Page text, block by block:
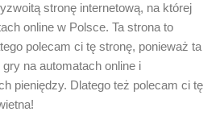
stronę internetową, na której
online w Polsce. Ta strona to
polecam ci tę stronę, ponieważ ta
na automatach online i
pieniędzy. Dlatego też polecam ci tę